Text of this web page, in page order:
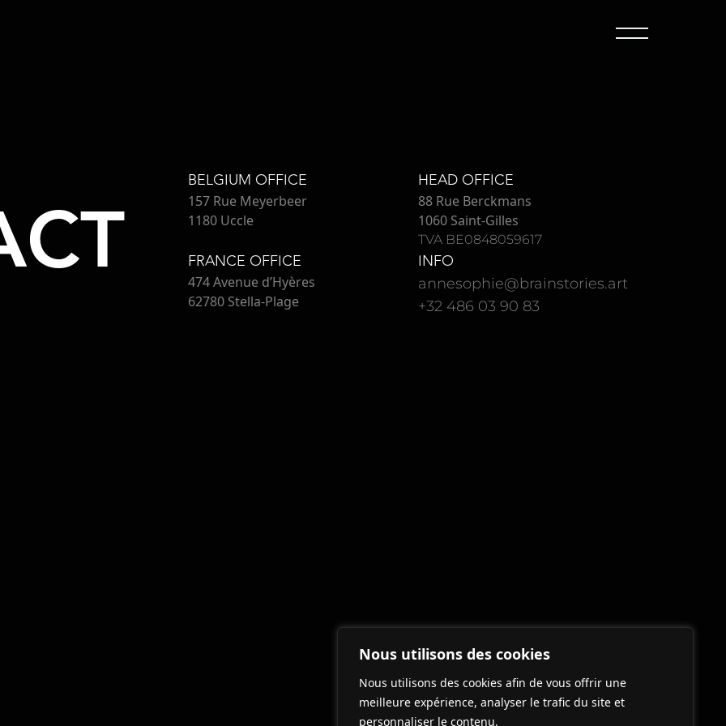
Nous utilisons des cookies
Nous utilisons des cookies afin de vous offrir une
meilleure expérience, analyser le trafic du site et
personnaliser le contenu.
BELGIUM OFFICE
157 Rue Meyerbeer
1180 Uccle
HEAD OFFICE
88 Rue Berckmans
1060 Saint-Gilles
TVA BE0848059617
FRANCE OFFICE
474 Avenue d’Hyères
62780 Stella-Plage
INFO
annesophie@brainstories.art
+32 486 03 90 83